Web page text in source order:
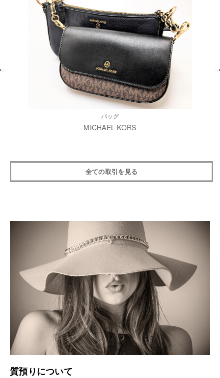
バッグ
MICHAEL KORS
全ての取引を見る
質預りについて